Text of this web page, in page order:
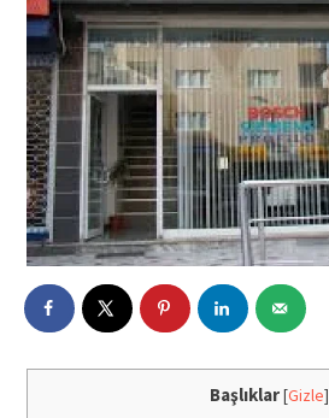
Başlıklar[Gizle]